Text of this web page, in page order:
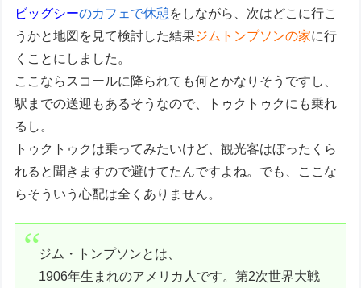
ビッグシーのカフェで休憩をしながら、次はどこに行こ
うかと地図を見て検討した結果ジムトンプソンの家に行
くことにしました。
ここならスコールに降られても何とかなりそうですし、
駅までの送迎もあるそうなので、トゥクトゥクにも乗れ
るし。
トゥクトゥクは乗ってみたいけど、観光客はぼったくら
れると聞きますので避けてたんですよね。でも、ここな
らそういう心配は全くありません。
ジム・トンプソンとは、
1906年生まれのアメリカ人です。第2次世界大戦